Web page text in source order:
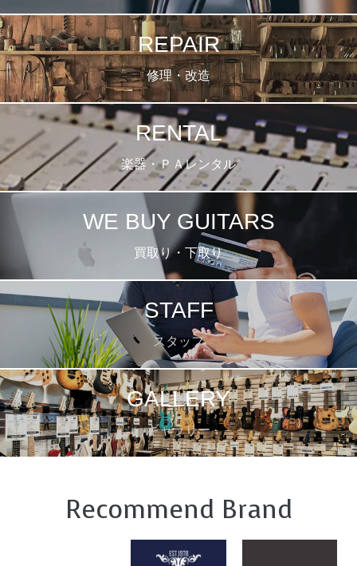
REPAIR
修理・改造
RENTAL
楽器・ＰＡレンタル
WE BUY GUITARS
買取り・下取り
STAFF
スタッフ
GALLERY
ギャラリー
Recommend Brand